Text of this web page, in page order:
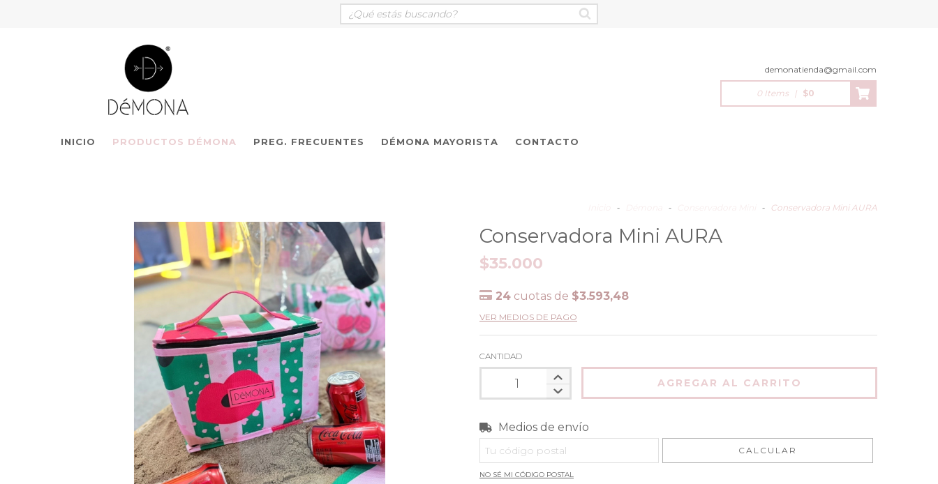
demonatienda@gmail.com
0 Items | $0
INICIO PRODUCTOS DÉMONA PREG. FRECUENTES DÉMONA MAYORISTA CONTACTO
- - - Conservadora Mini AURA
Conservadora Mini AURA
$35.000
24 cuotas de $3.593,48
VER MEDIOS DE PAGO
CANTIDAD
Entregas para el CP:
Medios de envío
CALCULAR
NO SÉ MI CÓDIGO POSTAL